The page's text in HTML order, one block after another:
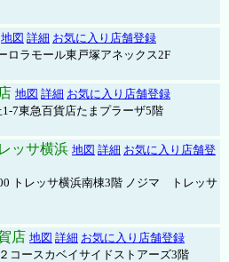
地図 詳細 お気に入り店舗登録
ラモール東戸塚アネックス2F
地図 詳細 お気に入り店舗登録
7東急百貨店たまプラーザ5階
ッサ横浜 地図 詳細 お気に入り店舗登
トレッサ横浜南棟3階 ノジマ トレッサ
店 地図 詳細 お気に入り店舗登録
コースカベイサイドストアーズ3階